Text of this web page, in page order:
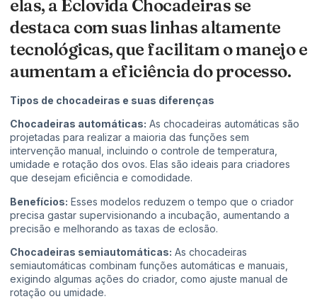
elas, a Eclovida Chocadeiras se
destaca com suas linhas altamente
tecnológicas, que facilitam o manejo e
aumentam a eficiência do processo.
Tipos de chocadeiras e suas diferenças
Chocadeiras automáticas: As chocadeiras automáticas são
projetadas para realizar a maioria das funções sem
intervenção manual, incluindo o controle de temperatura,
umidade e rotação dos ovos. Elas são ideais para criadores
que desejam eficiência e comodidade.
Benefícios: Esses modelos reduzem o tempo que o criador
precisa gastar supervisionando a incubação, aumentando a
precisão e melhorando as taxas de eclosão.
Chocadeiras semiautomáticas: As chocadeiras
semiautomáticas combinam funções automáticas e manuais,
exigindo algumas ações do criador, como ajuste manual de
rotação ou umidade.